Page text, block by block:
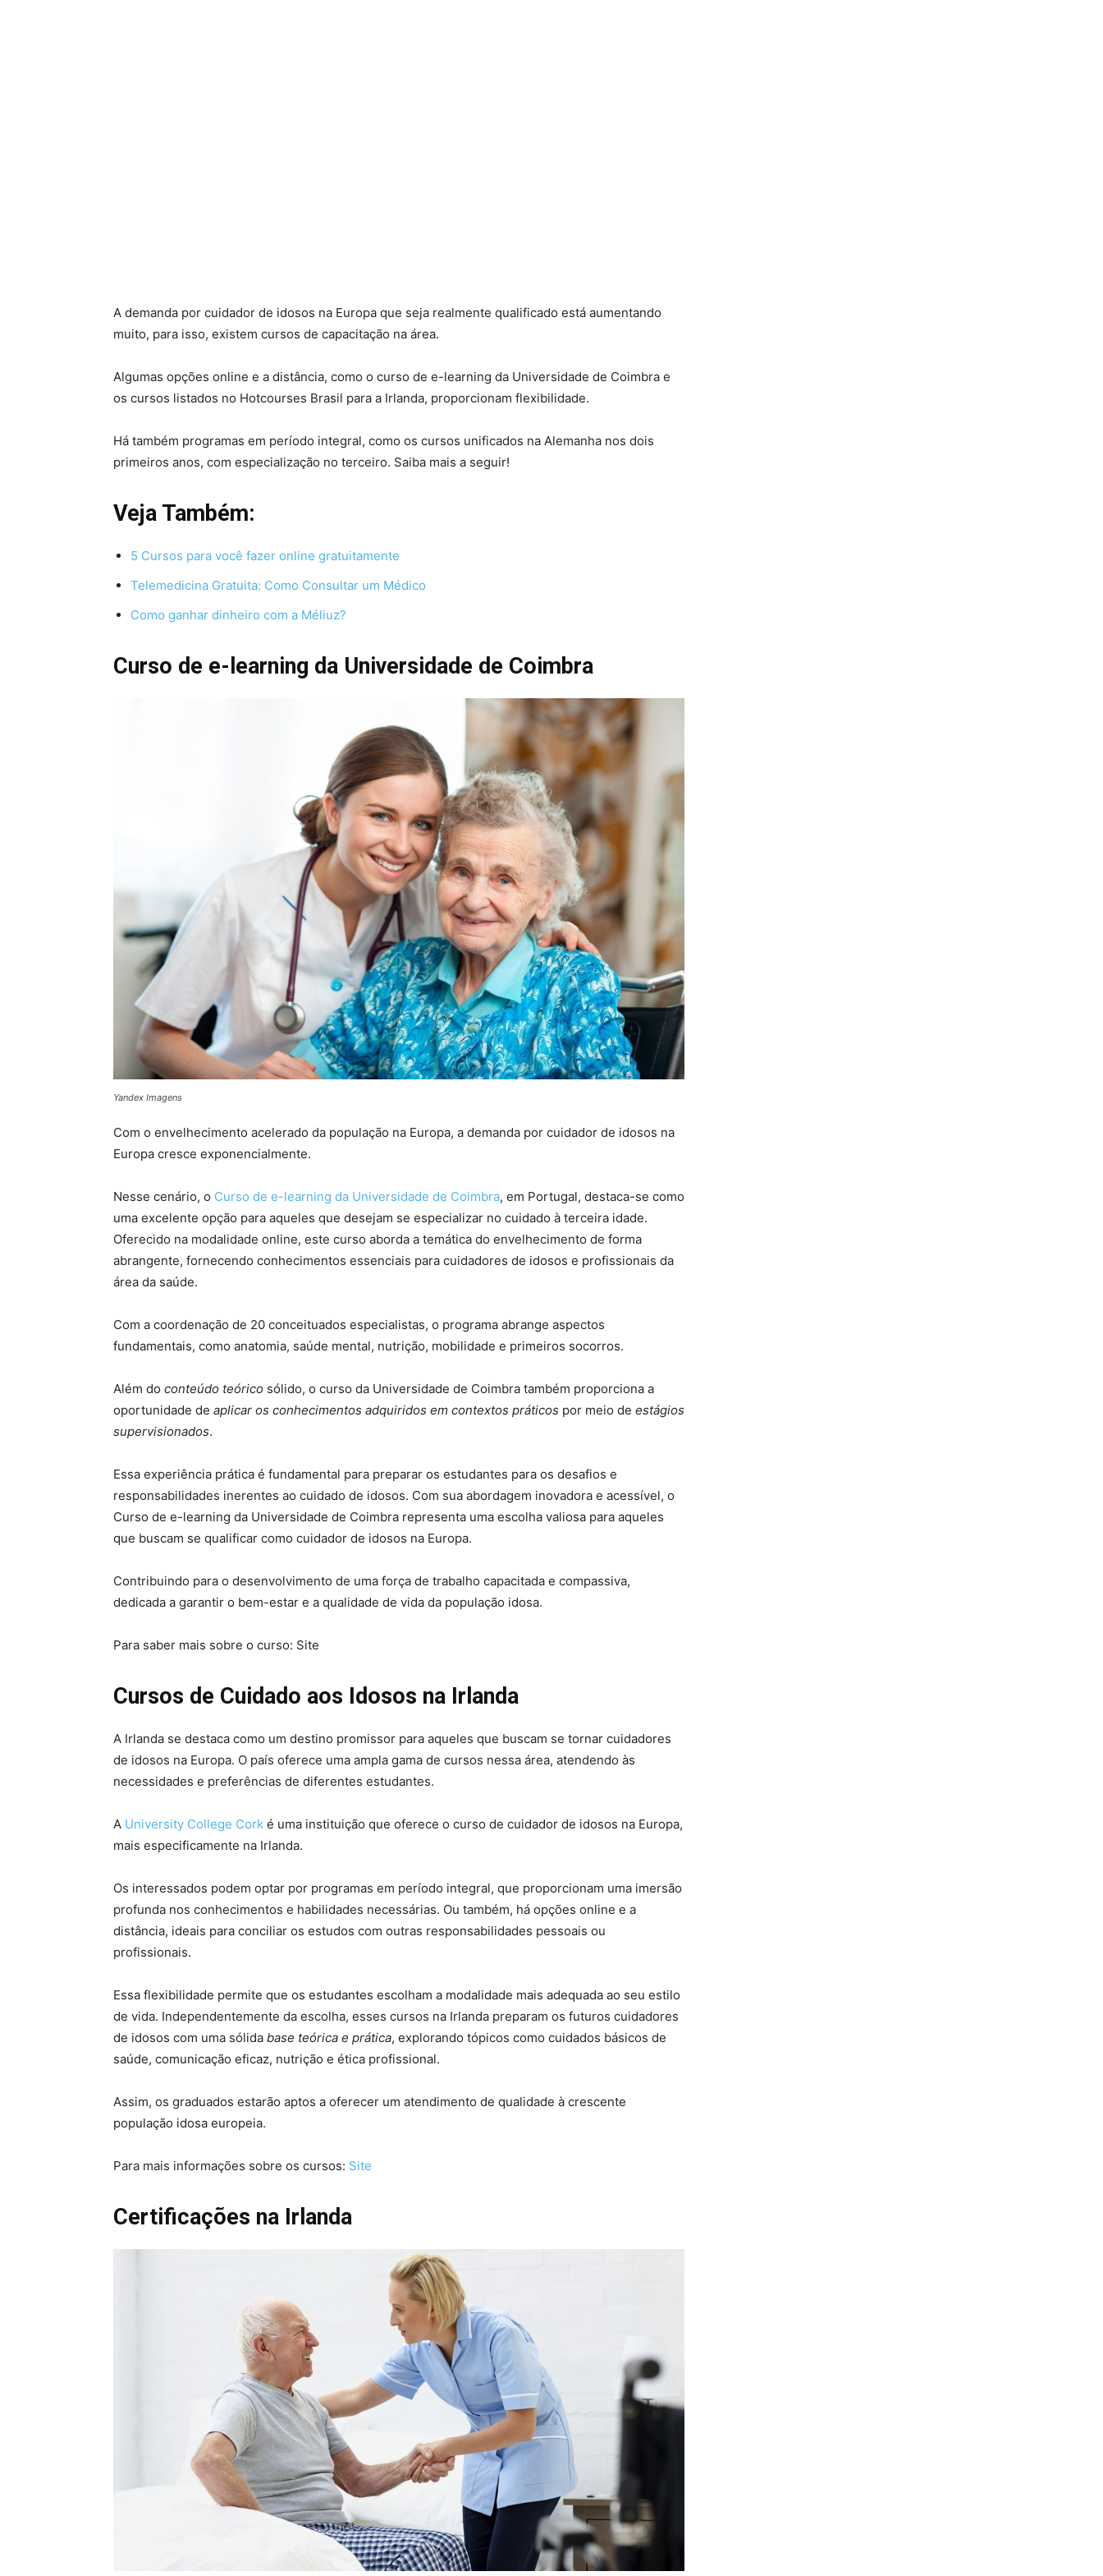
A demanda por cuidador de idosos na Europa que seja realmente qualificado está aumentando
muito, para isso, existem cursos de capacitação na área.
Algumas opções online e a distância, como o curso de e-learning da Universidade de Coimbra e
os cursos listados no Hotcourses Brasil para a Irlanda, proporcionam flexibilidade.
Há também programas em período integral, como os cursos unificados na Alemanha nos dois
primeiros anos, com especialização no terceiro. Saiba mais a seguir!
Veja Também:
5 Cursos para você fazer online gratuitamente
Telemedicina Gratuita: Como Consultar um Médico
Como ganhar dinheiro com a Méliuz?
Curso de e-learning da Universidade de Coimbra
Yandex Imagens
Com o envelhecimento acelerado da população na Europa, a demanda por cuidador de idosos na
Europa cresce exponencialmente.
Nesse cenário, o Curso de e-learning da Universidade de Coimbra, em Portugal, destaca-se como
uma excelente opção para aqueles que desejam se especializar no cuidado à terceira idade.
Oferecido na modalidade online, este curso aborda a temática do envelhecimento de forma
abrangente, fornecendo conhecimentos essenciais para cuidadores de idosos e profissionais da
área da saúde.
Com a coordenação de 20 conceituados especialistas, o programa abrange aspectos
fundamentais, como anatomia, saúde mental, nutrição, mobilidade e primeiros socorros.
Além do conteúdo teórico sólido, o curso da Universidade de Coimbra também proporciona a
oportunidade de aplicar os conhecimentos adquiridos em contextos práticos por meio de estágios
supervisionados.
Essa experiência prática é fundamental para preparar os estudantes para os desafios e
responsabilidades inerentes ao cuidado de idosos. Com sua abordagem inovadora e acessível, o
Curso de e-learning da Universidade de Coimbra representa uma escolha valiosa para aqueles
que buscam se qualificar como cuidador de idosos na Europa.
Contribuindo para o desenvolvimento de uma força de trabalho capacitada e compassiva,
dedicada a garantir o bem-estar e a qualidade de vida da população idosa.
Para saber mais sobre o curso: Site
Cursos de Cuidado aos Idosos na Irlanda
A Irlanda se destaca como um destino promissor para aqueles que buscam se tornar cuidadores
de idosos na Europa. O país oferece uma ampla gama de cursos nessa área, atendendo às
necessidades e preferências de diferentes estudantes.
A University College Cork é uma instituição que oferece o curso de cuidador de idosos na Europa,
mais especificamente na Irlanda.
Os interessados podem optar por programas em período integral, que proporcionam uma imersão
profunda nos conhecimentos e habilidades necessárias. Ou também, há opções online e a
distância, ideais para conciliar os estudos com outras responsabilidades pessoais ou
profissionais.
Essa flexibilidade permite que os estudantes escolham a modalidade mais adequada ao seu estilo
de vida. Independentemente da escolha, esses cursos na Irlanda preparam os futuros cuidadores
de idosos com uma sólida base teórica e prática, explorando tópicos como cuidados básicos de
saúde, comunicação eficaz, nutrição e ética profissional.
Assim, os graduados estarão aptos a oferecer um atendimento de qualidade à crescente
população idosa europeia.
Para mais informações sobre os cursos: Site
Certificações na Irlanda